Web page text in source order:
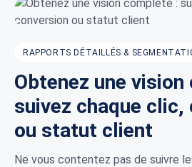
RAPPORTS DÉTAILLÉS &
Obtenez une
suivez chaque clic,
ou statut client
Ne vous contentez pas de suivre